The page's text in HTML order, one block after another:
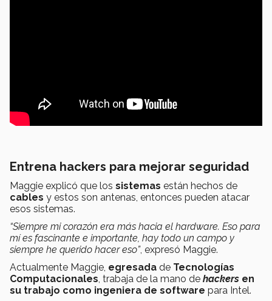
Entrena hackers para mejorar seguridad
Maggie explicó que los sistemas están hechos de
cables y estos son antenas, entonces pueden atacar
esos sistemas.
“Siempre mi corazón era más hacia el hardware. Eso para
mí es fascinante e importante, hay todo un campo y
siempre he querido hacer eso”, expresó Maggie.
Actualmente Maggie, egresada de Tecnologías
Computacionales , trabaja de la mano de hackers en
su trabajo como ingeniera de software para Intel.